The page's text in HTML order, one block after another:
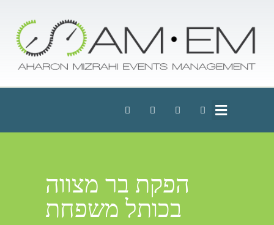
הפקת בר מצווה
בכותל משפחת